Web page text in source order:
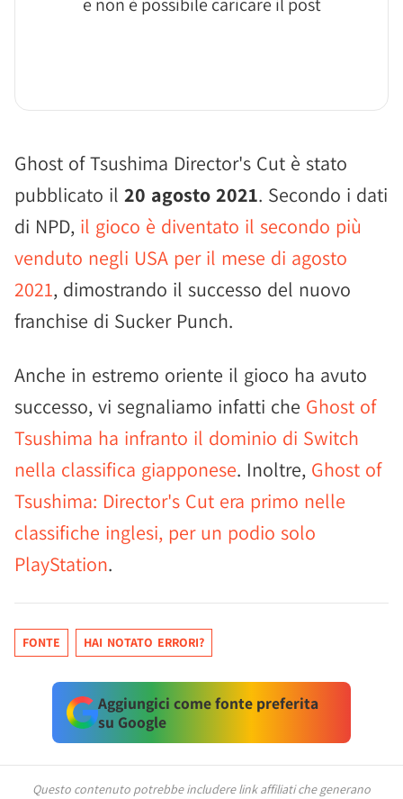
Ghost of Tsushima Director's Cut è stato
pubblicato il 20 agosto 2021. Secondo i dati
di NPD, il gioco è diventato il secondo più
venduto negli USA per il mese di agosto
2021, dimostrando il successo del nuovo
franchise di Sucker Punch.
Anche in estremo oriente il gioco ha avuto
successo, vi segnaliamo infatti che Ghost of
Tsushima ha infranto il dominio di Switch
nella classifica giapponese. Inoltre, Ghost of
Tsushima: Director's Cut era primo nelle
classifiche inglesi, per un podio solo
PlayStation.
FONTE HAI NOTATO ERRORI?
Aggiungici come fonte preferita
su Google
Questo contenuto potrebbe includere link affiliati che generano